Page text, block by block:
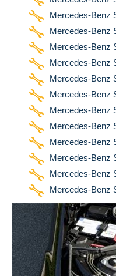
Mercedes-Benz
Mercedes-Benz
Mercedes-Benz
Mercedes-Benz
Mercedes-Benz
Mercedes-Benz
Mercedes-Benz
Mercedes-Benz
Mercedes-Benz
Mercedes-Benz
Mercedes-Benz
Mercedes-Benz